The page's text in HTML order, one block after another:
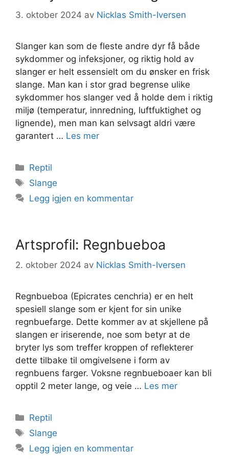
3. oktober 2024 av Nicklas Smith-Iversen
Slanger kan som de fleste andre dyr få både
sykdommer og infeksjoner, og riktig hold av
slanger er helt essensielt om du ønsker en frisk
slange. Man kan i stor grad begrense ulike
sykdommer hos slanger ved å holde dem i riktig
miljø (temperatur, innredning, luftfuktighet og
lignende), men man kan selvsagt aldri være
garantert … Les mer
Kategorier
Reptil
Stikkord
Slange
Legg igjen en kommentar
Artsprofil: Regnbueboa
2. oktober 2024 av Nicklas Smith-Iversen
Regnbueboa (Epicrates cenchria) er en helt
spesiell slange som er kjent for sin unike
regnbuefarge. Dette kommer av at skjellene på
slangen er iriserende, noe som betyr at de
bryter lys som treffer kroppen of reflekterer
dette tilbake til omgivelsene i form av
regnbuens farger. Voksne regnbueboaer kan bli
opptil 2 meter lange, og veie … Les mer
Kategorier
Reptil
Stikkord
Slange
Legg igjen en kommentar